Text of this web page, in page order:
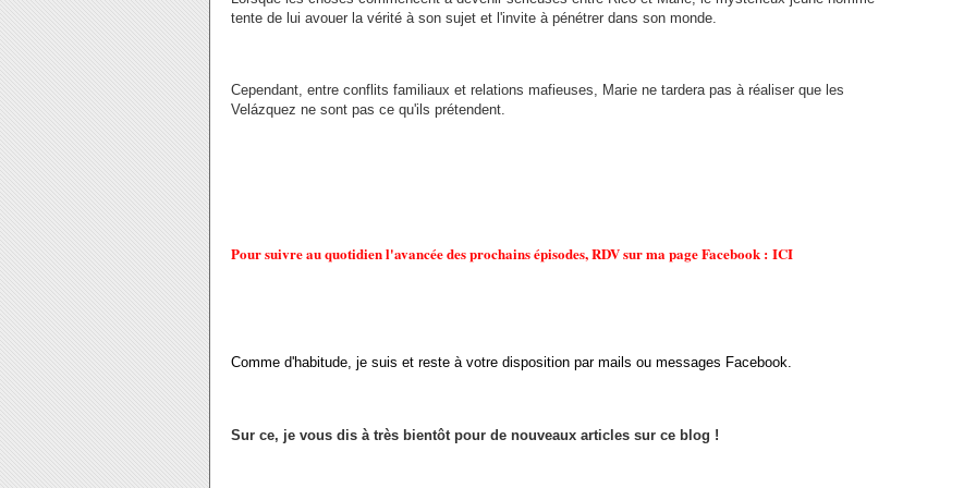
tente de lui avouer la vérité à son sujet et l'invite à pénétrer dans son monde.
Cependant, entre conflits familiaux et relations mafieuses, Marie ne tardera pas à réaliser que les
Velázquez ne sont pas ce qu'ils prétendent.
Pour suivre au quotidien l'avancée des prochains épisodes, RDV sur ma page Facebook : ICI
Comme d'habitude, je suis et reste à votre disposition par mails ou messages Facebook.
Sur ce, je vous dis à très bientôt pour de nouveaux articles sur ce blog !